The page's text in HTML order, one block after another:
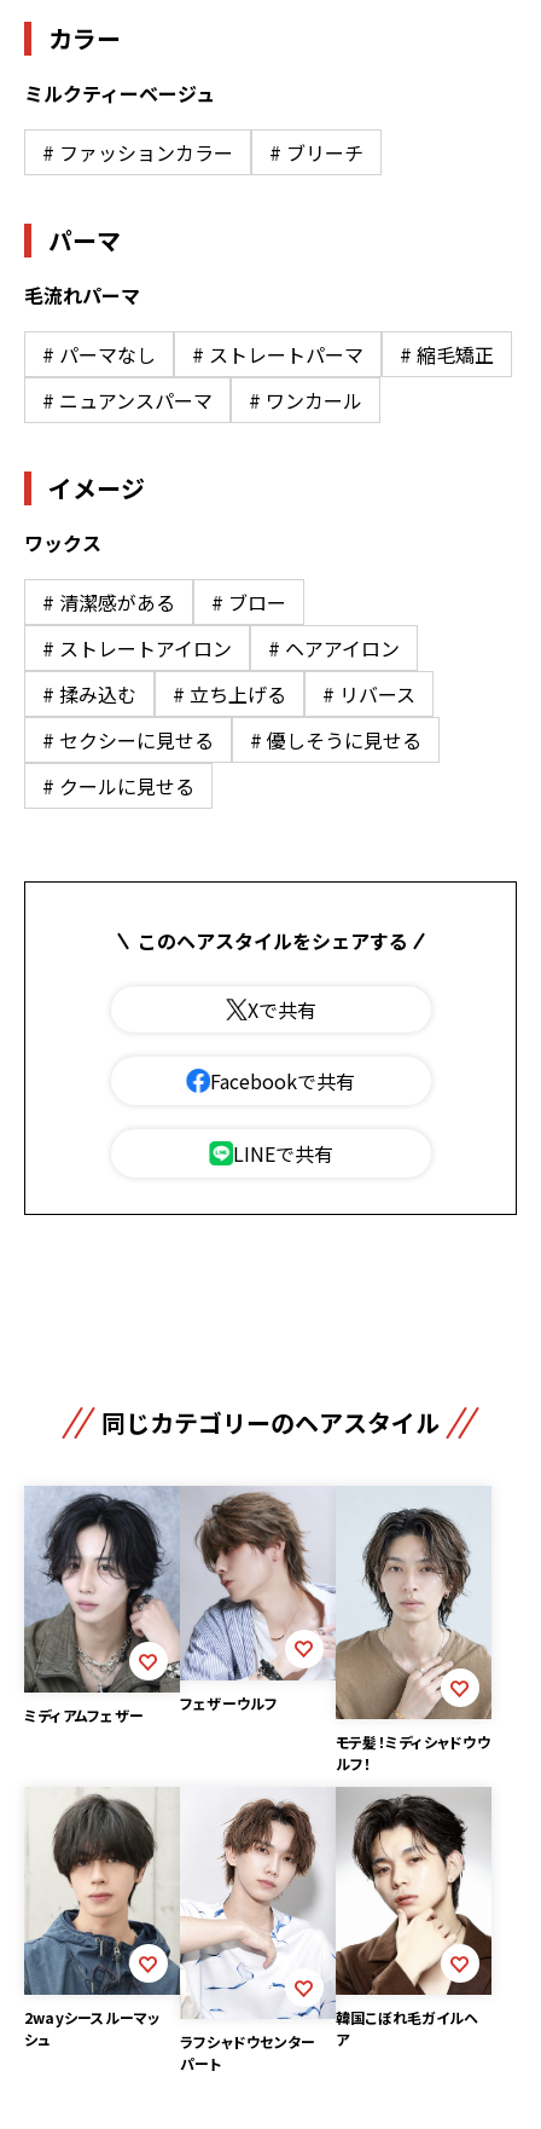
カラー
ミルクティーベージュ
# ファッションカラー # ブリーチ
パーマ
毛流れパーマ
# パーマなし # ストレートパーマ
# 縮毛矯正
# ニュアンスパーマ
# ワンカール
イメージ
ワックス
# 清潔感がある
# ブロー
# ストレートアイロン
# ヘアアイロン
# 揉み込む
# 立ち上げる
# リバース
# セクシーに見せる
# 優しそうに見せる
# クールに見せる
このヘアスタイルをシェアする
Xで共有
Facebookで共有
LINEで共有
同じカテゴリーのヘアスタイル
ミディアムフェザー
フェザーウルフ
モテ髪！ミディシャドウウ
ルフ！
2wayシースルーマッ
シュ
ラフシャドウセンター
パート
韓国こぼれ毛ガイルヘ
ア